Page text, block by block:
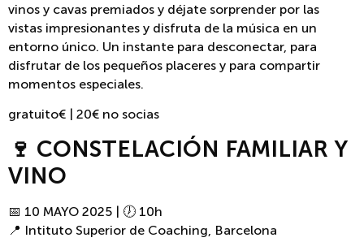
vinos y cavas premiados y déjate sorprender por las
vistas impresionantes y disfruta de la música en un
entorno único. Un instante para desconectar, para
disfrutar de los pequeños placeres y para compartir
momentos especiales.
gratuito€ | 20€ no socias
🍷 CONSTELACIÓN FAMILIAR Y
VINO
📅 10 MAYO 2025 | 🕖 10h
📍 Intituto Superior de Coaching, Barcelona